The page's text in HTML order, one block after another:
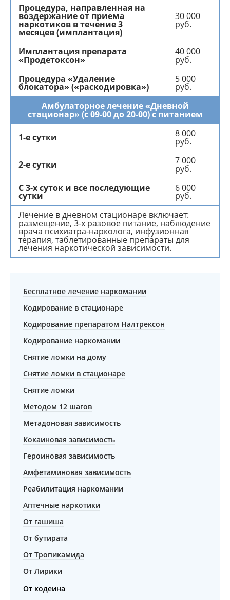
Процедура, направленная на
воздержание от приема
наркотиков в течение 3
месяцев (имплантация)
30 000
руб.
Имплантация препарата
«Продетоксон»
40 000
руб.
Процедура «Удаление
блокатора» («раскодировка»)
5 000
руб.
Амбулаторное лечение «Дневной
стационар» (с 09-00 до 20-00) с питанием
1-е сутки 8 000
руб.
2-е сутки 7 000
руб.
С 3-х суток и все последующие
сутки
6 000
руб.
Лечение в дневном стационаре включает:
размещение, 3-х разовое питание, наблюдение
врача психиатра-нарколога, инфузионная
терапия, таблетированные препараты для
лечения наркотической зависимости.
Бесплатное лечение наркомании
Кодирование в стационаре
Кодирование препаратом Налтрексон
Кодирование наркомании
Снятие ломки на дому
Снятие ломки в стационаре
Снятие ломки
Методом 12 шагов
Метадоновая зависимость
Кокаиновая зависимость
Героиновая зависимость
Амфетаминовая зависимость
Реабилитация наркомании
Аптечные наркотики
От гашиша
От бутирата
От Тропикамида
От Лирики
От кодеина